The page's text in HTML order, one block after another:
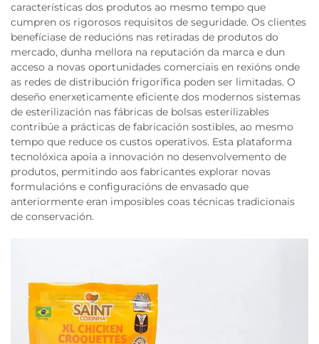
características dos produtos ao mesmo tempo que
cumpren os rigorosos requisitos de seguridade. Os clientes
benefíciase de reducións nas retiradas de produtos do
mercado, dunha mellora na reputación da marca e dun
acceso a novas oportunidades comerciais en rexións onde
as redes de distribución frigorífica poden ser limitadas. O
deseño enerxeticamente eficiente dos modernos sistemas
de esterilización nas fábricas de bolsas esterilizables
contribúe a prácticas de fabricación sostibles, ao mesmo
tempo que reduce os custos operativos. Esta plataforma
tecnolóxica apoia a innovación no desenvolvemento de
produtos, permitindo aos fabricantes explorar novas
formulacións e configuracións de envasado que
anteriormente eran imposibles coas técnicas tradicionais
de conservación.